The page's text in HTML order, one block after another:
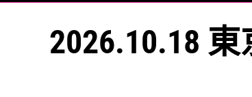
2026.10.18